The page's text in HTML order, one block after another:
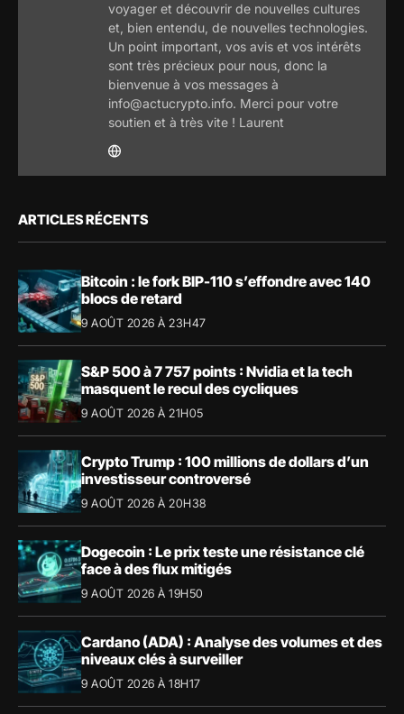
voyager et découvrir de nouvelles cultures
et, bien entendu, de nouvelles technologies.
Un point important, vos avis et vos intérêts
sont très précieux pour nous, donc la
bienvenue à vos messages à
info@actucrypto.info. Merci pour votre
soutien et à très vite ! Laurent
ARTICLES RÉCENTS
Bitcoin : le fork BIP-110 s’effondre avec 140
blocs de retard
9 AOÛT 2026 À 23H47
S&P 500 à 7 757 points : Nvidia et la tech
masquent le recul des cycliques
9 AOÛT 2026 À 21H05
Crypto Trump : 100 millions de dollars d’un
investisseur controversé
9 AOÛT 2026 À 20H38
Dogecoin : Le prix teste une résistance clé
face à des flux mitigés
9 AOÛT 2026 À 19H50
Cardano (ADA) : Analyse des volumes et des
niveaux clés à surveiller
9 AOÛT 2026 À 18H17